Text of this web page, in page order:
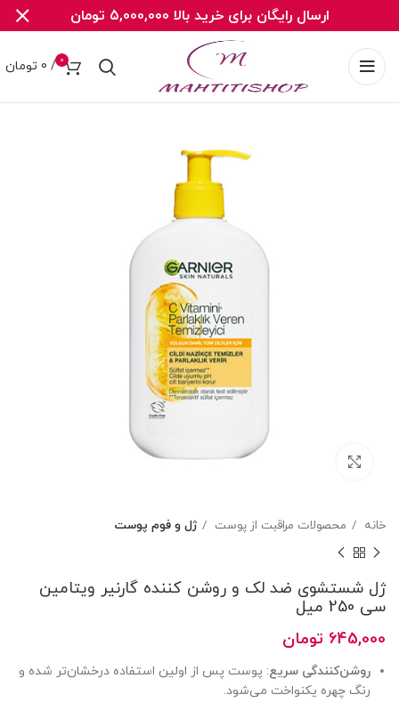
0
/
0 تومان
خانه محصولات مراقبت از پوست ژل و فوم پوست
ژل شستشوی ضد لک و روشن کننده گارنیر ویتامین
سی 250 میل
645,000 تومان
روشن‌کنندگی سریع: پوست پس از اولین استفاده درخشان‌تر شده و
رنگ چهره یکنواخت می‌شود.
ارسال رایگان برای خرید بالا 5,000,000 تومان